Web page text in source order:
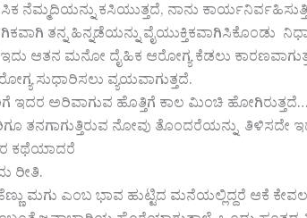
ಕಸಿಯುತ್ತದೆ, ನಾನು
ತನ್ನ ಹಿನ್ನಡೆಯನ್ನು
ಇದು ಆತನ ಮನೋ ದೈಹಿಕ ಆರೋಗ್ಯ ಕೆಡಲು
ಸುಧಾರಿಸಲು ವ್ಯಯವಾಗುತ್ತದೆ.
ಇದರ ಅರಿವಾಗುವ ಹೊತ್ತಿಗೆ ಕಾಲ ಮಿಂಚಿ
ನೋವು ತೊಂದರೆಯನ್ನು ತಿಳಿಸದೇ
ಕಥೆಯಾದರೆ
ರೀತಿ.
ಮಗು ಎಂಬ ಭಾವ ಹುಟ್ಟಿದ ಮನೆಯಲ್ಲಿದ್ದರೆ ಆಕೆ